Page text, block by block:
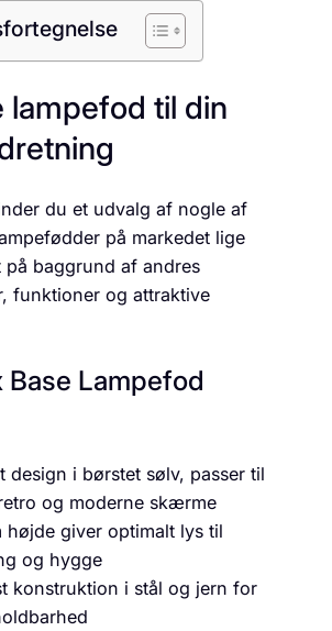
lampefod til din
du et udvalg af nogle af
på markedet lige
på baggrund af andres
funktioner og attraktive
Base Lampefod
design i børstet sølv, passer til
og moderne skærme
højde giver optimalt lys til
og hygge
konstruktion i stål og jern for